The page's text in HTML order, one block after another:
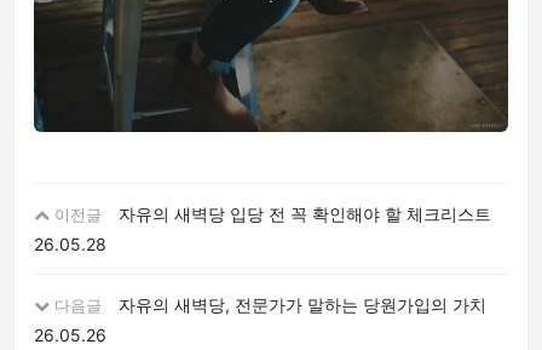
이전글
자유의 새벽당 입당 전 꼭 확인해야 할 체크리스트
26.05.28
다음글
자유의 새벽당, 전문가가 말하는 당원가입의 가치
26.05.26